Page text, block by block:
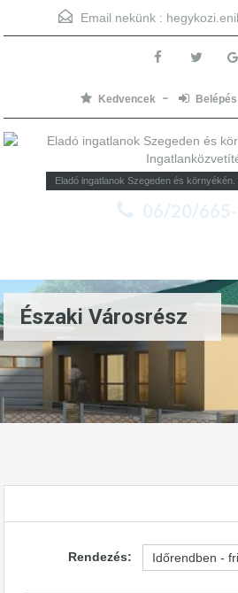
Email nekünk :
Kedvencek
Eladó ingatlanok Szegeden és
06/20/
Északi Városrész
Rendezés: